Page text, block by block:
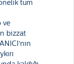
tüm
ve
bizzat